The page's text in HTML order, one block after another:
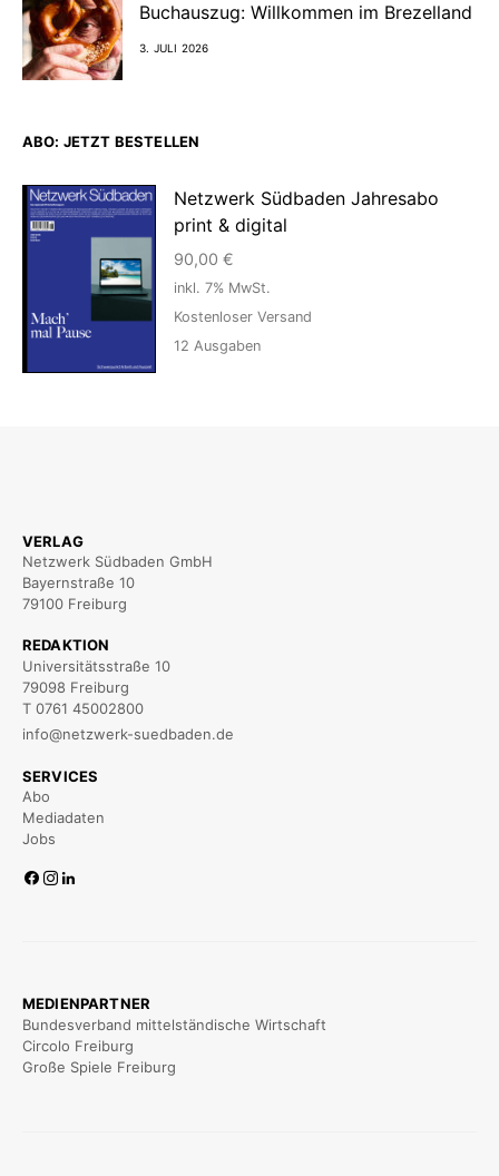
Buchauszug: Willkommen im Brezelland
3. JULI 2026
ABO: JETZT BESTELLEN
Netzwerk Südbaden Jahresabo
print & digital
90,00 €
inkl. 7% MwSt.
Kostenloser Versand
12 Ausgaben
VERLAG
Netzwerk Südbaden GmbH
Bayernstraße 10
79100 Freiburg
REDAKTION
Universitätsstraße 10
79098 Freiburg
T 0761 45002800
info@netzwerk-suedbaden.de
SERVICES
Abo
Mediadaten
Jobs
MEDIENPARTNER
Bundesverband mittelständische Wirtschaft
Circolo Freiburg
Große Spiele Freiburg